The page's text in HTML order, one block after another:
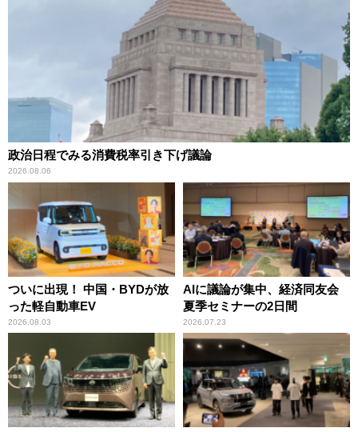
政治日程でみる消費税率引き下げ議論
2026.08.06
ついに出現！ 中国・BYDが放
った軽自動車EV
2026.08.03
AIに議論が集中、経済同友会
夏季セミナーの2日間
2026.07.23